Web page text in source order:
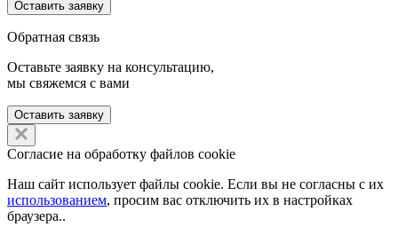
Оставить заявку
Обратная связь
Оставьте заявку на консультацию,
мы свяжемся с вами
Оставить заявку
Согласие на обработку файлов cookie
Наш сайт использует файлы cookie. Если вы не согласны с их
использованием, просим вас отключить их в настройках
браузера..